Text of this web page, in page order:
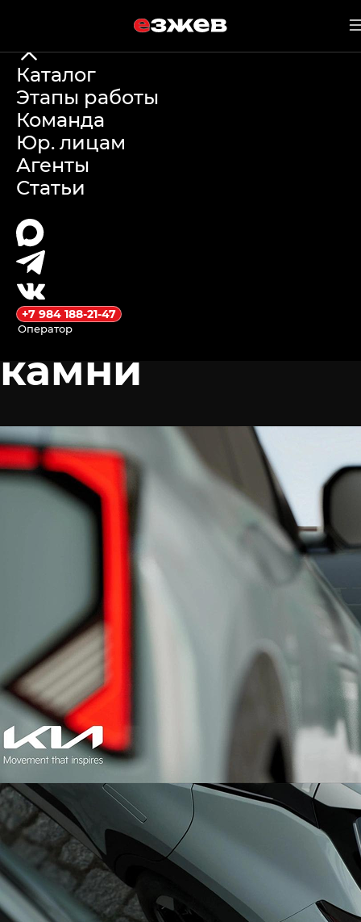
20 июня 2026 г.
Договор на
автоподбор в
Китае:
гарантии,
этапы и
подводные
камни
езжев
Каталог
Этапы работы
Команда
Юр. лицам
Агенты
Статьи
+7 984 188-21-47
Оператор